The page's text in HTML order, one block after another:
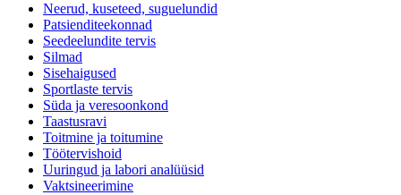
Neerud, kuseteed, suguelundid
Patsienditeekonnad
Seedeelundite tervis
Silmad
Sisehaigused
Sportlaste tervis
Süda ja veresoonkond
Taastusravi
Toitmine ja toitumine
Töötervishoid
Uuringud ja labori analüüsid
Vaktsineerimine